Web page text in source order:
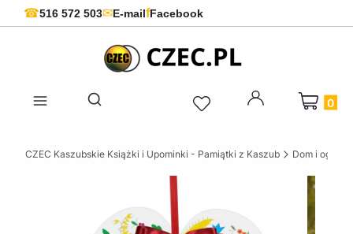
☎516 572 503✉E-mailfFacebook
Otwórz wyszukiwarkę
Produkty
CZEC Kaszubskie Książki i Upominki - Pamiątki z Kaszub Dom i ogród